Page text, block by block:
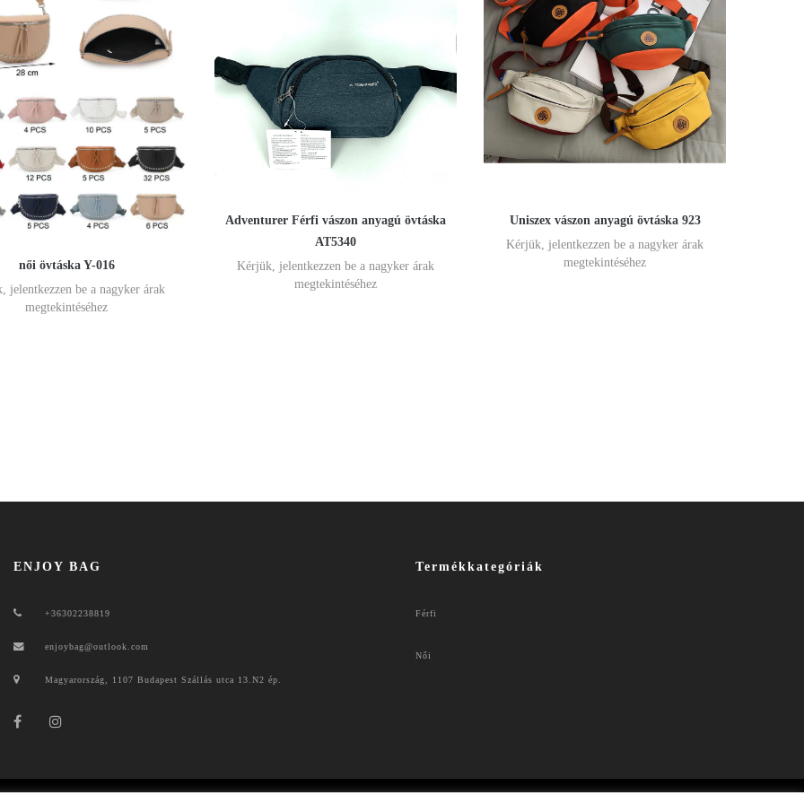
női övtáska Y-016
jelentkezzen be a nagyker árak
megtekintéséhez
Adventurer Férfi vászon anyagú övtáska
AT5340
Kérjük, jelentkezzen be a nagyker árak
megtekintéséhez
Uniszex vászon anyagú övtáska 923
Kérjük, jelentkezzen be a nagyker árak
megtekintéséhez
ENJOY BAG
+36302238819
enjoybag@outlook.com
Magyarország, 1107 Budapest Szállás utca 13.N2 ép.
Termékkategóriák
Férfi
Női